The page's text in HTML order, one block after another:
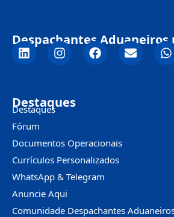
Despachantes Aduaneiros
Destaques
Destaques
Fórum
Documentos Operacionais
Currículos Personalizados
WhatsApp & Telegram
Anuncie Aqui
Comunidade Despachantes